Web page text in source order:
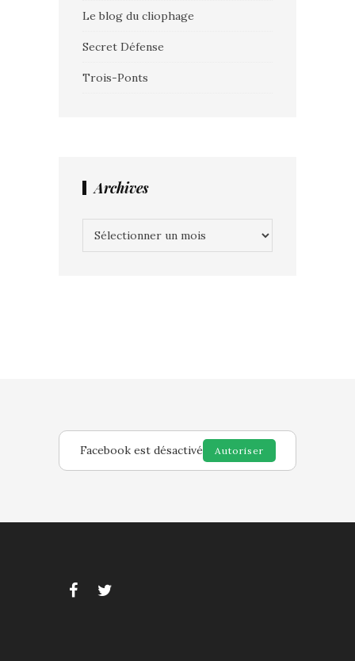
Le blog du cliophage
Secret Défense
Trois-Ponts
Archives
Facebook est désactivé Autoriser